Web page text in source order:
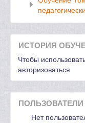
ИСТОРИЯ
Чтобы
авторизоваться
Нет